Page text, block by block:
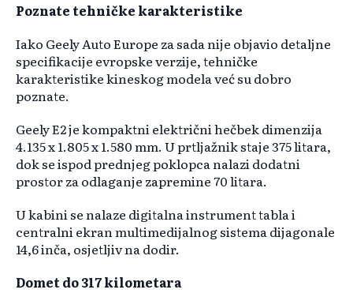
Poznate tehničke karakteristike
Iako Geely Auto Europe za sada nije objavio detaljne
specifikacije evropske verzije, tehničke
karakteristike kineskog modela već su dobro
poznate.
Geely E2 je kompaktni električni hečbek dimenzija
4.135 x 1.805 x 1.580 mm. U prtljažnik staje 375 litara,
dok se ispod prednjeg poklopca nalazi dodatni
prostor za odlaganje zapremine 70 litara.
U kabini se nalaze digitalna instrument tabla i
centralni ekran multimedijalnog sistema dijagonale
14,6 inča, osjetljiv na dodir.
Domet do 317 kilometara